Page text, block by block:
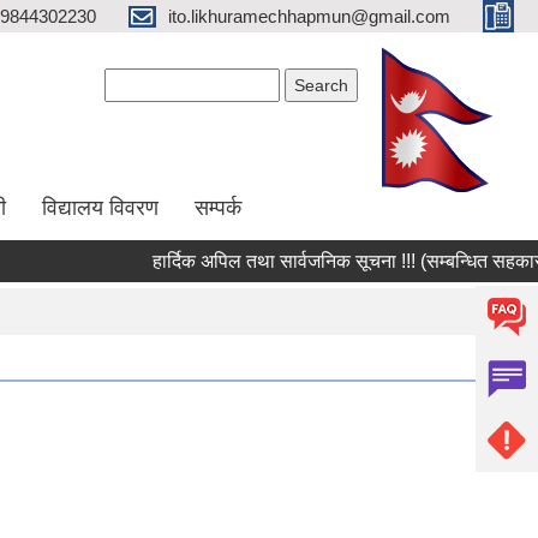
9844302230 ito.likhuramechhapmun@gmail.com
विद्यालय विवरण सम्पर्क
हार्दिक अपिल तथा सार्वजनिक सूचना !!! (सम्बन्धित सहकारी